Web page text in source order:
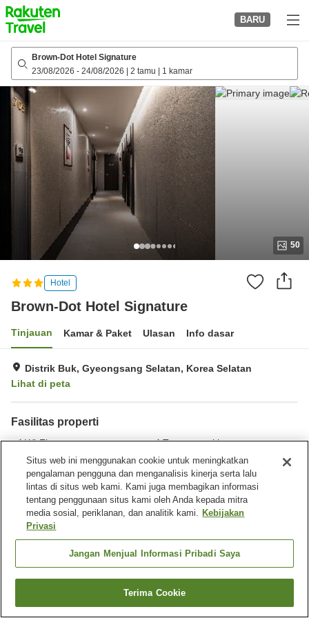
to
top
page
BARU
Brown-Dot Hotel Signature
23/08/2026 - 24/08/2026 2 tamu 1 kamar
50
Hotel
Brown-Dot Hotel Signature
Tinjauan Kamar & Paket Ulasan Info dasar
Distrik Buk, Gyeongsang Selatan, Korea Selatan
Lihat di peta
Fasilitas properti
Wi-Fi Tempat parkir
Beranda Korea Selatan Gyeongsang Selatan
Distrik Buk
Buk-gu
Brown-Dot Hotel Signature
Cari kamar
Situs web ini menggunakan cookie untuk meningkatkan
pengalaman pengguna dan menganalisis kinerja serta lalu
lintas di situs web kami. Kami juga membagikan informasi
tentang penggunaan situs kami oleh Anda kepada mitra
media sosial, periklanan, dan analitik kami. Kebijakan
Privasi
Jangan Menjual Informasi Pribadi Saya
Terima Cookie